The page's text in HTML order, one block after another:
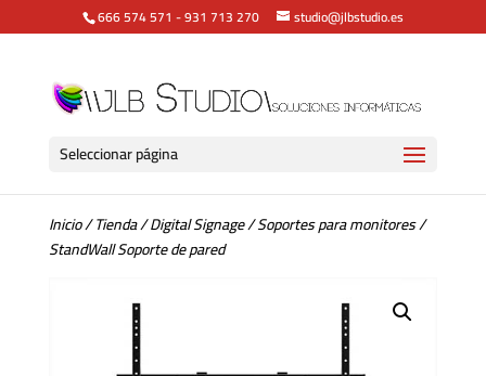
666 574 571 -931 713 270 studio@jlbstudio.es
Seleccionar página
Inicio/Tienda/Digital Signage/Soportes para monitores/
StandWall Soporte de pared